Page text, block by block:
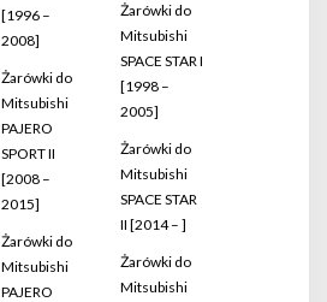
[1996 –
2008]
Żarówki do
Mitsubishi
PAJERO
SPORT II
[2008 –
2015]
Żarówki do
Mitsubishi
PAJERO
Żarówki do
Mitsubishi
SPACE STAR I
[1998 –
2005]
Żarówki do
Mitsubishi
SPACE STAR
II [2014 – ]
Żarówki do
Mitsubishi